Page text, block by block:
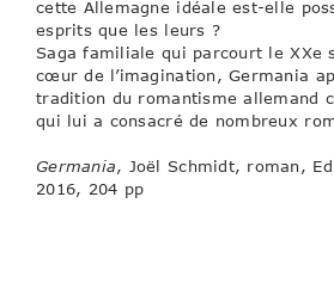
cette Allemagne idéale est-elle
esprits que les leurs ?
Saga familiale qui parcourt le XXe
cœur de l’imagination, Germania
tradition du romantisme allemand
qui lui a consacré de nombreux
Germania, Joël Schmidt, roman,
2016, 204 pp